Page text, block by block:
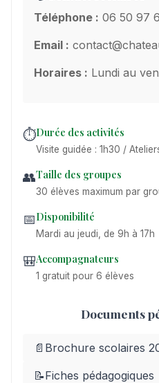
Téléphone : 06 50 97
Email :
Horaires : Lundi au
⏱️Durée des activités
Visite guidée : 1h30 /
👥Taille des groupes
30 élèves maximum par
📅Disponibilité
Mardi au jeudi, de 9h à 17h
🎒Accompagnateurs
1 gratuit pour 6 élèves
Documents
📄 Brochure scolaires
📝Fiches pédagogiques